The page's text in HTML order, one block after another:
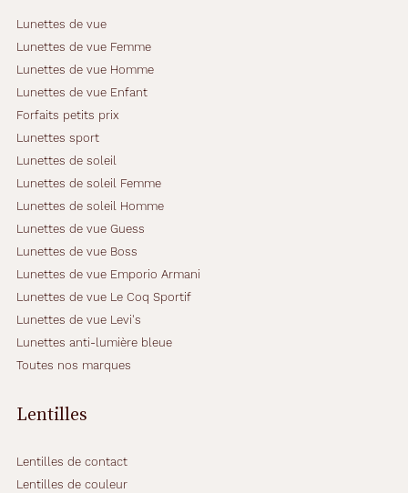
Lunettes de vue
Lunettes de vue Femme
Lunettes de vue Homme
Lunettes de vue Enfant
Forfaits petits prix
Lunettes sport
Lunettes de soleil
Lunettes de soleil Femme
Lunettes de soleil Homme
Lunettes de vue Guess
Lunettes de vue Boss
Lunettes de vue Emporio Armani
Lunettes de vue Le Coq Sportif
Lunettes de vue Levi's
Lunettes anti-lumière bleue
Toutes nos marques
Lentilles
Lentilles de contact
Lentilles de couleur